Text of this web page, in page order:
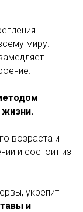
миру.
жизни.
возраста и
и состоит из
укрепит
и